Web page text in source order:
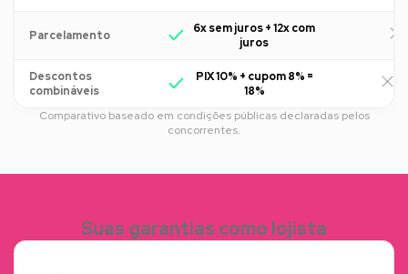
Parcelamento
6x sem juros + 12x com
juros
Descontos
combináveis
PIX 10% + cupom 8% =
18%
Comparativo baseado em condições públicas declaradas pelos
concorrentes.
Suas garantias como lojista